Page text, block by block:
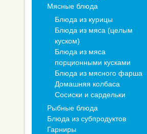
Мясные блюда
Блюда из курицы
Блюда из мяса (целым
куском)
Блюда из мяса
порционными кусками
Блюда из мясного фарша
Домашняя колбаса
Сосиски и сардельки
Рыбные блюда
Блюда из субпродуктов
Гарниры